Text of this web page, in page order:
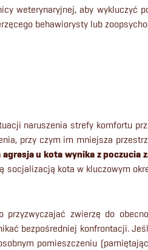
weterynaryjnej, aby wykluczyć
behawiorysty lub
naruszenia strefy komfortu
przy czym im mniejsza
agresja u kota wynika z poczucia
socjalizacją kota w kluczowym
przyzwyczajać zwierzę do
bezpośredniej konfrontacji.
pomieszczeniu